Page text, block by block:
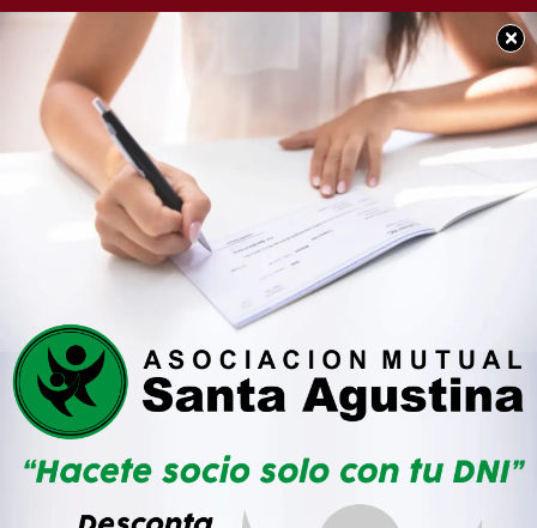
×
SOCIEDAD
Comenzaron los
trabajos de la nueva
universidad en los
terrenos del ferrocarril